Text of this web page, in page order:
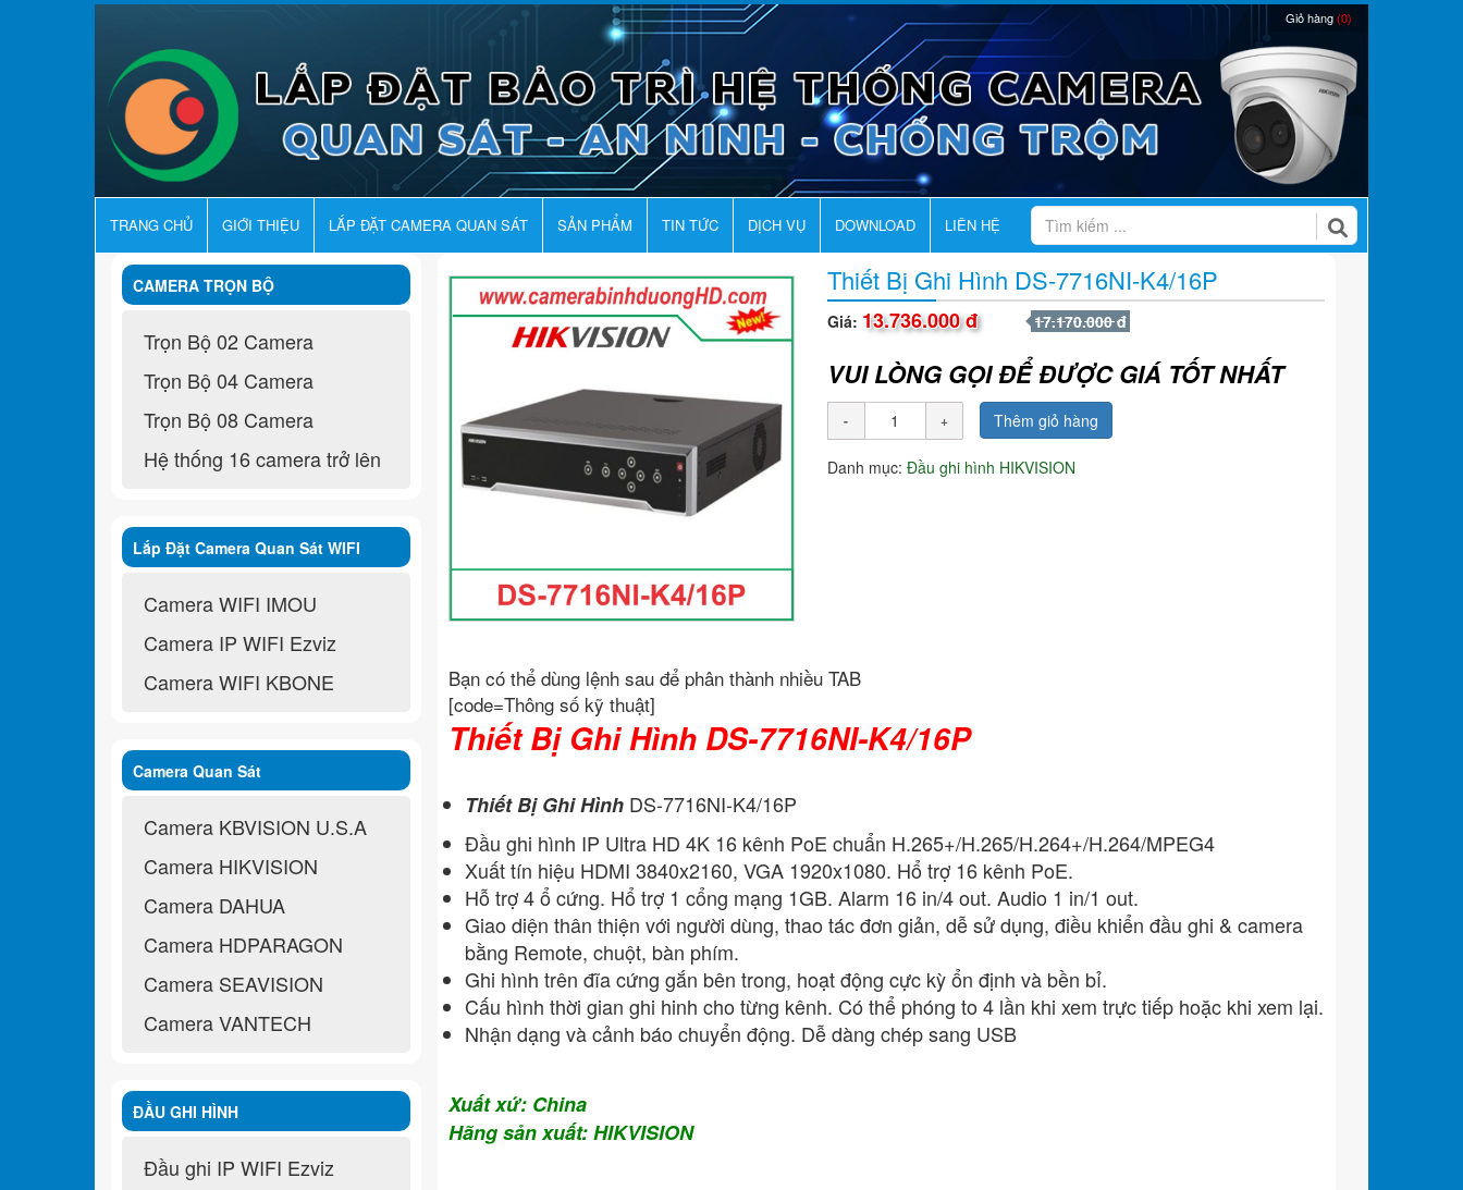
Giỏ hàng(0)
TRANG CHỦ GIỚI THIỆU LẮP ĐẶT CAMERA QUAN SÁT SẢN PHẨM TIN TỨC DỊCH VỤ DOWNLOAD LIÊN HỆ
Thiết Bị Ghi Hình DS-7716NI-K4/16P
Giá: 13.736.000 đ 17.170.000 đ
VUI LÒNG GỌI ĐỂ ĐƯỢC GIÁ TỐT NHẤT
Thêm giỏ hàng
Danh mục: Đầu ghi hình HIKVISION
Bạn có thể dùng lệnh sau để phân thành nhiều TAB
[code=Thông số kỹ thuật]
Thiết Bị Ghi Hình DS-7716NI-K4/16P
Thiết Bị Ghi Hình DS-7716NI-K4/16P
Đầu ghi hình IP Ultra HD 4K 16 kênh PoE chuẩn H.265+/H.265/H.264+/H.264/MPEG4
Xuất tín hiệu HDMI 3840x2160, VGA 1920x1080. Hổ trợ 16 kênh PoE.
Hỗ trợ 4 ổ cứng. Hổ trợ 1 cổng mạng 1GB. Alarm 16 in/4 out. Audio 1 in/1 out.
Giao diện thân thiện với người dùng, thao tác đơn giản, dễ sử dụng, điều khiển đầu ghi & camera
bằng Remote, chuột, bàn phím.
Ghi hình trên đĩa cứng gắn bên trong, hoạt động cực kỳ ổn định và bền bỉ.
Cấu hình thời gian ghi hinh cho từng kênh. Có thể phóng to 4 lần khi xem trực tiếp hoặc khi xem lại.
Nhận dạng và cảnh báo chuyển động. Dễ dàng chép sang USB
Xuất xứ: China
Hãng sản xuất: HIKVISION
CAMERA TRỌN BỘ
Trọn Bộ 02 Camera
Trọn Bộ 04 Camera
Trọn Bộ 08 Camera
Hệ thống 16 camera trở lên
Lắp Đặt Camera Quan Sát WIFI
Không Dây
Camera WIFI IMOU
Camera IP WIFI Ezviz
Camera WIFI KBONE
Camera Quan Sát
Camera KBVISION U.S.A
Camera HIKVISION
Camera DAHUA
Camera HDPARAGON
Camera SEAVISION
Camera VANTECH
ĐẦU GHI HÌNH
Đầu ghi IP WIFI Ezviz